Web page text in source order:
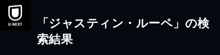
本文へスキップ
「ジャスティン・ルーペ」の検
索結果